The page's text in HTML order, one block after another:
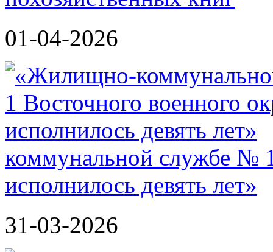
01-04-2026
коммунальной службе №
исполнилось девять лет»
31-03-2026